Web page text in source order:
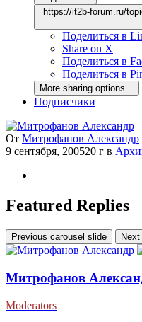
https://it2b-forum.ru/
Поделиться в
Share on X
Поделиться в
Поделиться в
More sharing options...
Подписчики
От Митрофанов Александр
9 сентября, 200520 г в
Featured Replies
Previous carousel slide
Митрофанов
Moderators